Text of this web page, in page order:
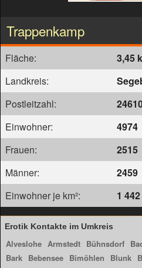
Trappenkamp
Fläche:
3,45
Landkreis:
Postleitzahl:
Einwohner:
4974
Frauen:
2515
Männer:
2459
Einwohner je km²:
1 442
Erotik Kontakte im Umkreis
Alveslohe Armstedt Bühnsdorf
Bark Bebensee Bimöhlen Blunk